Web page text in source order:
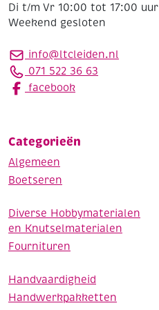
Di t/m Vr 10:00 tot 17:00 uur
Weekend gesloten
info@ltcleiden.nl
071 522 36 63
facebook
Categorieën
Algemeen
Boetseren
Diverse Hobbymaterialen
en Knutselmaterialen
Fournituren
Handvaardigheid
Handwerkpakketten